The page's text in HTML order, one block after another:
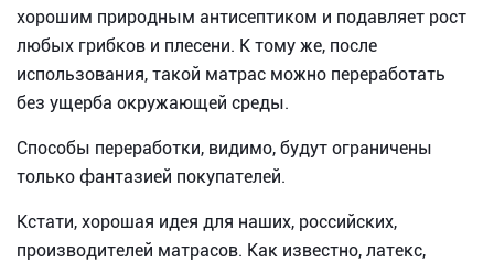
хорошим природным антисептиком и подавляет рост
любых грибков и плесени. К тому же, после
использования, такой матрас можно переработать
без ущерба окружающей среды.
Способы переработки, видимо, будут ограничены
только фантазией покупателей.
Кстати, хорошая идея для наших, российских,
производителей матрасов. Как известно, латекс,